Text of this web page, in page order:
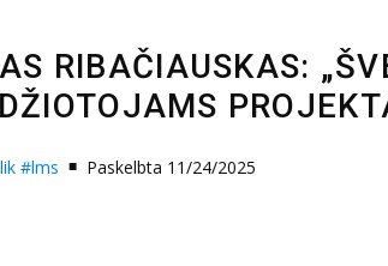
RIBAČIAUSKAS:
#lms Paskelbta 11/24/2025